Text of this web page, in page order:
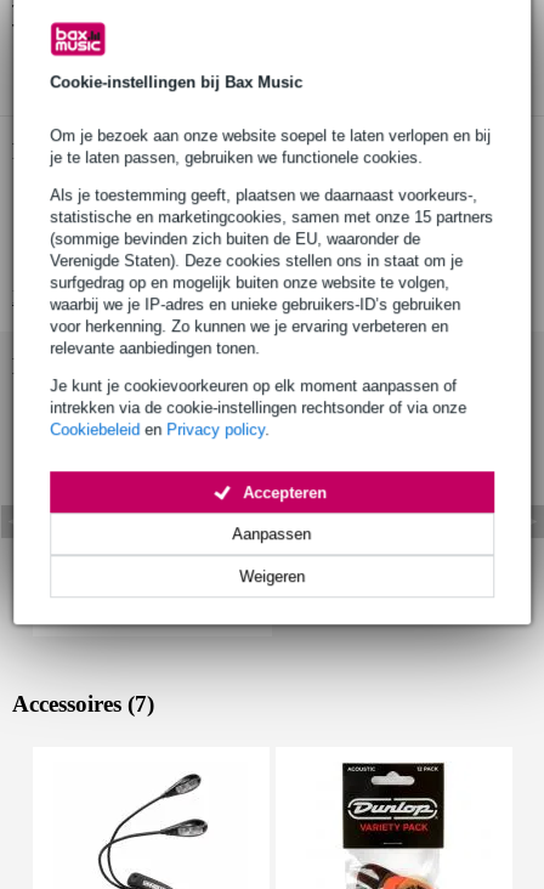
Cookie-instellingen bij Bax Music
Om je bezoek aan onze website soepel te laten verlopen en bij
je te laten passen, gebruiken we functionele cookies.
Als je toestemming geeft, plaatsen we daarnaast voorkeurs-,
statistische en marketingcookies, samen met onze 15 partners
(sommige bevinden zich buiten de EU, waaronder de
Verenigde Staten). Deze cookies stellen ons in staat om je
surfgedrag op en mogelijk buiten onze website te volgen,
waarbij we je IP-adres en unieke gebruikers-ID’s gebruiken
voor herkenning. Zo kunnen we je ervaring verbeteren en
relevante aanbiedingen tonen.
Je kunt je cookievoorkeuren op elk moment aanpassen of
intrekken via de cookie-instellingen rechtsonder of via onze
Cookiebeleid en Privacy policy.
Weigeren
Aanpassen
Accepteren
Twijfel je of de
Tuner met HD LCD kleurendisplay
Productinformatie
Peterson clip-on tuner
type: StroboClip HDC
nauwkeurigheid: 0.1 cents
Bekijk alle productspecificaties
Bekijk ook eens (1)
Accessoires (7)